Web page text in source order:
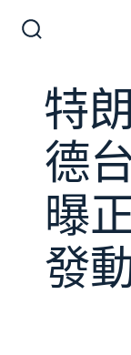
切
換
開
關
特
德
曝
發